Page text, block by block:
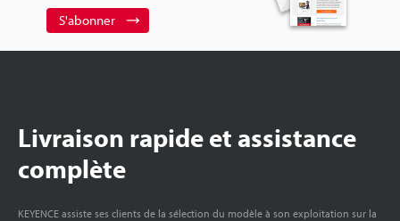
S'abonner
Livraison rapide et assistance
complète
KEYENCE assiste ses clients de la sélection du modèle à son exploitation sur la